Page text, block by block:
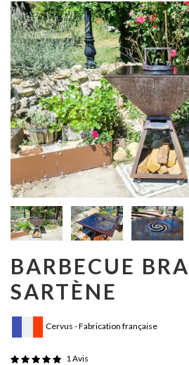
BARBECUE
SARTÈNE
Cervus - Fabrication française
1 Avis